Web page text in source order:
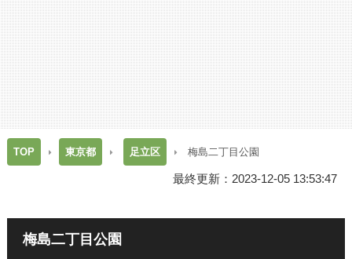
TOP 東京都 足立区 梅島二丁目公園
最終更新：2023-12-05 13:53:47
梅島二丁目公園